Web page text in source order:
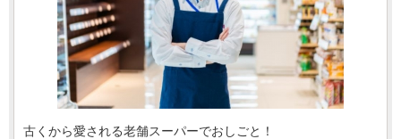
古くから愛される老舗スーパーでおしごと！